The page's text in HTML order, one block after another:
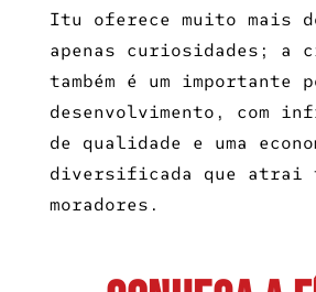
Itu oferece muito mais
apenas curiosidades; a
também é um importante
desenvolvimento, com
de qualidade e uma
diversificada que atrai
moradores.